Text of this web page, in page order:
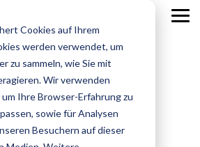
Cookies auf Ihrem
werden verwendet, um
zu sammeln, wie Sie mit
Wir verwenden
Ihre Browser-Erfahrung zu
sowie für Analysen
Besuchern auf dieser
Penetration Testing
Leistungen
IREB Certified
Professional for
Requirements
Engineering